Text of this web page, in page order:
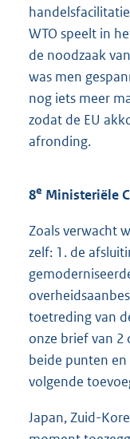
WTO speelt in
de noodzaak
was men
nog iets meer
zodat de EU
afronding.
8e Ministeriële
Zoals verwacht
zelf: 1. de
toetreding van
onze brief van 2
beide punten
volgende
Japan, Zuid-